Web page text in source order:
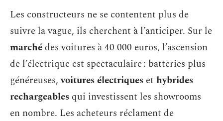
Les constructeurs ne se contentent plus de
suivre la vague, ils cherchent à l’anticiper. Sur le
marchédes voitures à 40 000 euros, l’ascension
de l’électrique est spectaculaire : batteries plus
généreuses,voitures électriques et hybrides
rechargeables qui investissent les showrooms
en nombre. Les acheteurs réclament de